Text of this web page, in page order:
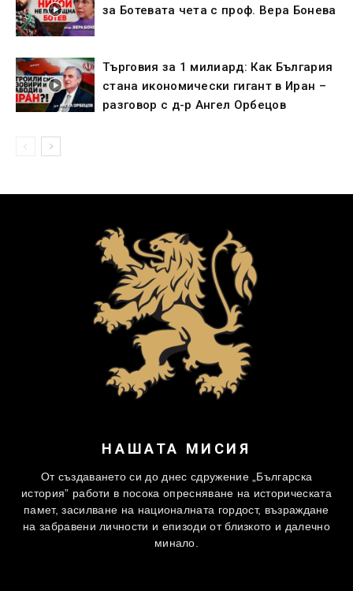
за Ботевата чета с проф. Вера Бонева
Търговия за 1 милиард: Как България
стана икономически гигант в Иран –
разговор с д-р Ангел Орбецов
НАШАТА МИСИЯ
От създаването си до днес сдружение „Българска
история” работи в посока опресняване на историческата
памет, засилване на националната гордост, възраждане
на забравени личности и епизоди от близкото и далечно
минало.